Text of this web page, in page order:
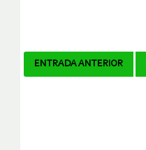
Navegador
ENTRADA ANTERIOR